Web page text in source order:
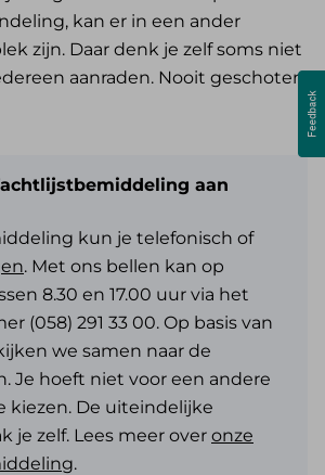
kan er in een ander
zijn. Daar denk je zelf soms niet
aanraden. Nooit geschoten
aan
kun je telefonisch of
. Met ons bellen kan op
8.30 en 17.00 uur via het
(058) 291 33 00. Op basis van
we samen naar de
Je hoeft niet voor een andere
kiezen. De uiteindelijke
je zelf. Lees meer over onze
.